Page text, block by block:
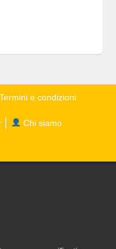
Termini e condizioni
Chi siamo